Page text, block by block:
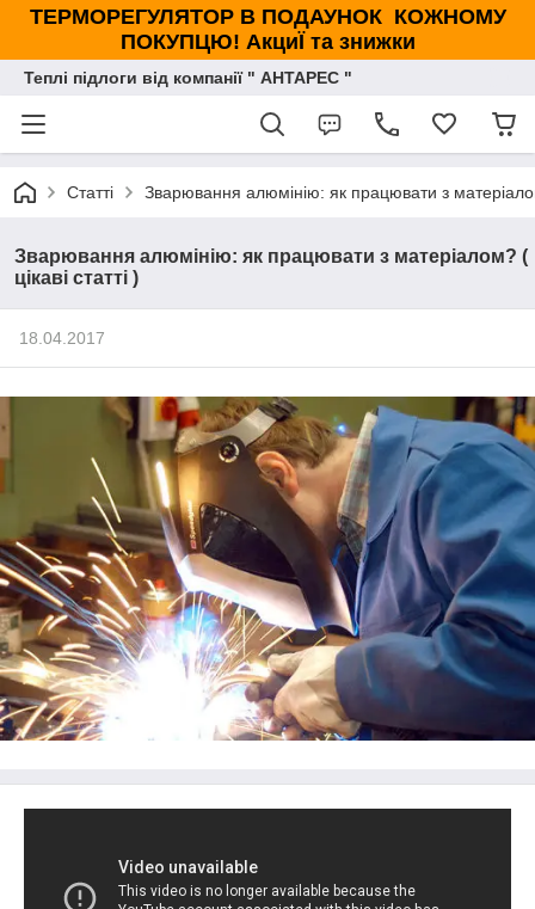
ТЕРМОРЕГУЛЯТОР В ПОДАУНОК КОЖНОМУ
ПОКУПЦЮ! АкциЇ та знижки
Теплі підлоги від компанії " АНТАРЕС "
Статті Зварювання алюмінію: як працювати з
Зварювання алюмінію: як працювати з матеріалом? (
цікаві статті )
18.04.2017